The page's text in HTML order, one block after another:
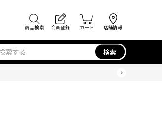
商品検索 会員登録 カート 店舗情報
検索